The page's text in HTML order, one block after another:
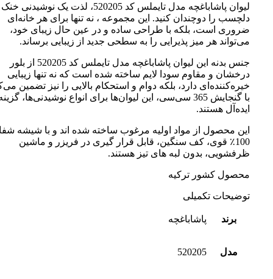
لیوان پاشاباغچه مدل تایملس کد 520205، لذت یک نوشیدنی
دلچسب را دوچندان کنید. این مجموعه ، نه تنها برای هر خانه‌ای
ضروری است، بلکه با طراحی ساده و در عین حال زیبای خود،
می‌تواند هر میز پذیرایی را به سطحی جدید از زیبایی برساند.
جنس بدنه این لیوان پاشاباغچه مدل تایملس کد 520205 از بلور
درخشان و مقاوم سودا لایم ساخته شده است که نه تنها زیبایی
خیره‌کننده‌ای دارد، بلکه دوام و استحکام بالایی را نیز تضمین
با گنجایش 365 سی‌سی، این لیوان‌ها برای انواع نوشیدنی‌ها،
ایده‌آل هستند.
این محصول از مواد اولیه مرغوب ساخته شده اند و با شیشه
100٪ قوی، کف سنگین، قابل قرار گیری در فریزر و ماشین
ظرفشویی، بدون لبه های تیز هستند.
محصول کشور ترکیه
توضیحات تکمیلی
برند پاشاباغچه
مدل 520205